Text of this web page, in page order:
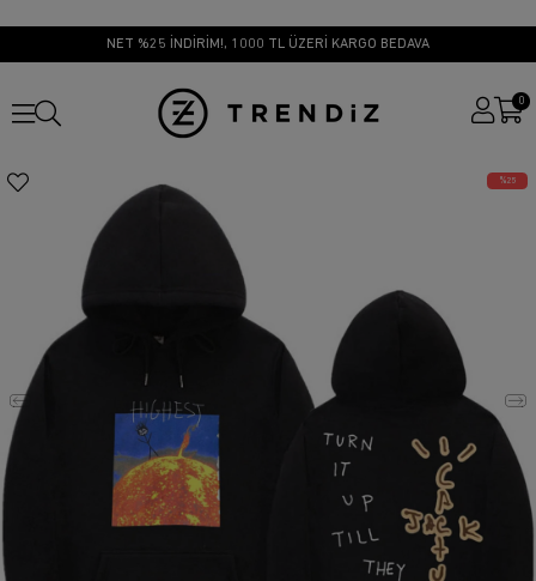
NET %25 İNDİRİM!, 1000 TL ÜZERİ KARGO BEDAVA
0
25